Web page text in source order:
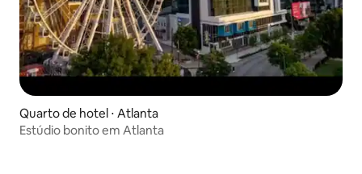
Quarto de hotel ⋅ Atlanta
Estúdio bonito em Atlanta